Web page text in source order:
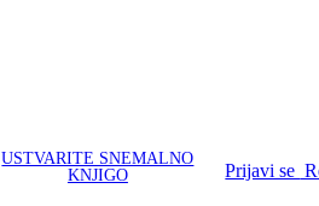
USTVARITE SNEMALNO
KNJIGO
Prijavi se